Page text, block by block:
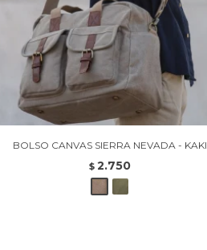
BOLSO CANVAS SIERRA NEVADA - KAKI
$ 2.750